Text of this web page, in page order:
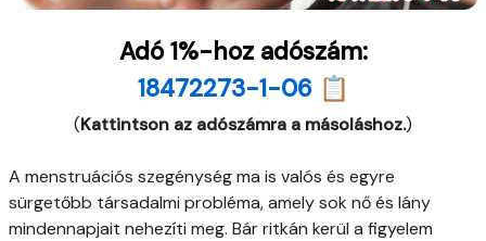
Adó 1%-hoz adószám:
18472273-1-06 📋
(Kattintson az adószámra a másoláshoz.)
A menstruációs szegénység ma is valós és egyre
sürgetőbb társadalmi probléma, amely sok nő és lány
mindennapjait nehezíti meg. Bár ritkán kerül a figyelem